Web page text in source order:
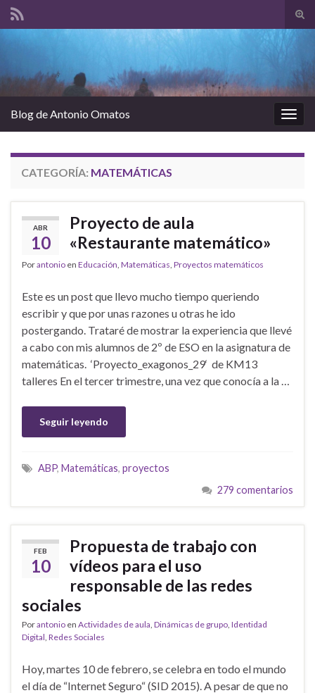
el
la
Blog de Antonio Omatos
CATEGORÍA: MATEMÁTICAS
ABR
10
Proyecto de aula
«Restaurante matemático»
Porantonio en Educación Matemáticas Proyectos matemáticos
Este es un post que llevo mucho tiempo queriendo
escribir y que por unas razones u otras he ido
postergando. Trataré de mostrar la experiencia que llevé
a cabo con mis alumnos de 2º de ESO en la asignatura de
matemáticas. ‘Proyecto_exagonos_29‘ de KM13
talleres En el tercer trimestre, una vez que conocía a la …
Seguir leyendo
ABP, Matemáticas, proyectos
279 comentarios
FEB
10
Propuesta de trabajo con
vídeos para el uso
responsable de las redes
sociales
Porantonio en Actividades de aula Dinámicas de grupo Identidad
Digital Redes Sociales
Hoy, martes 10 de febrero, se celebra en todo el mundo
el día de “Internet Seguro“ (SID 2015). A pesar de que no